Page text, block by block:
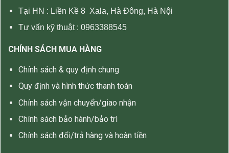
Tại HN : Liền Kề 8 Xala, Hà Đông, Hà Nội
Tư vấn kỹ thuật : 0963388545
CHÍNH SÁCH MUA HÀNG
Chính sách & quy định chung
Quy định và hình thức thanh toán
Chính sách vận chuyển/giao nhận
Chính sách bảo hành/bảo trì
Chính sách đổi/trả hàng và hoàn tiền